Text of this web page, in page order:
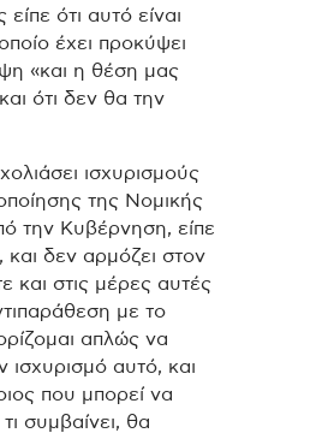
ότι αυτό είναι
έχει προκύψει
«και η θέση μας
ότι δεν θα την
ισχυρισμούς
της Νομικής
την Κυβέρνηση, είπε
και δεν αρμόζει στον
και στις μέρες αυτές
με το
απλώς να
ισχυρισμό αυτό, και
που μπορεί να
συμβαίνει, θα